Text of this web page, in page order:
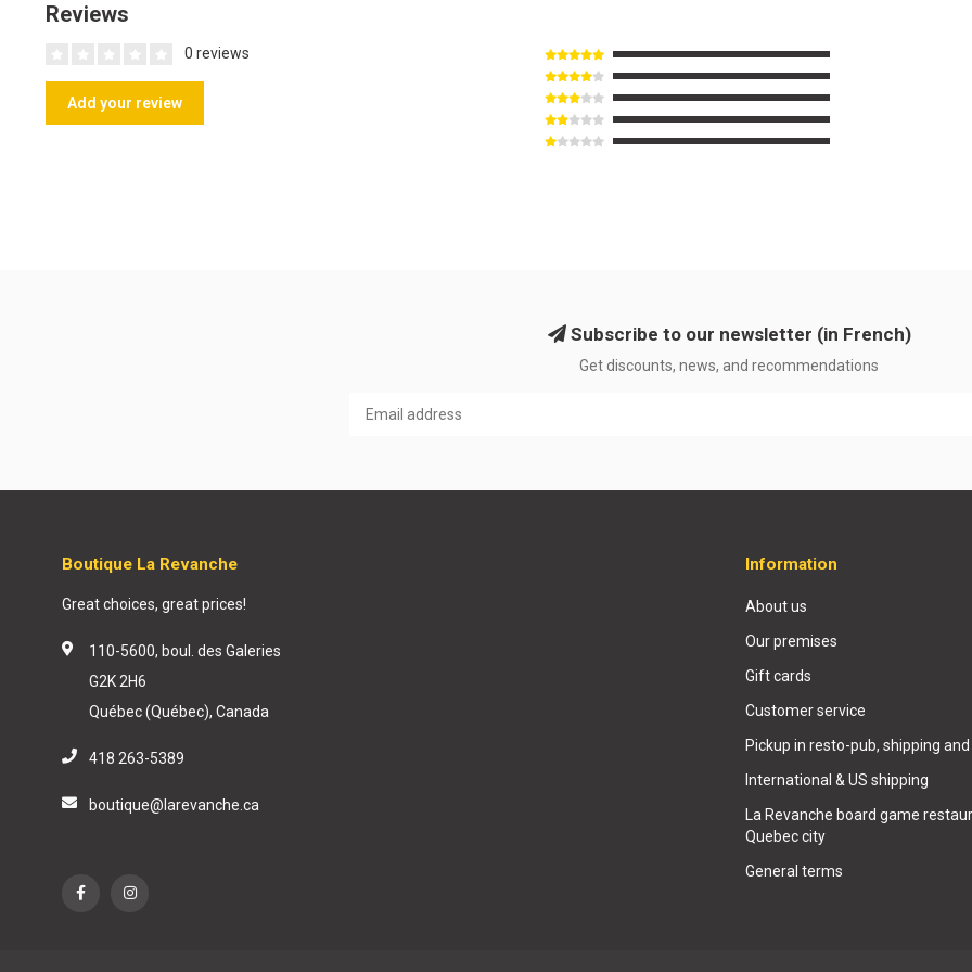
Reviews
0 reviews
Add your review
Subscribe to our newsletter (in French)
Get discounts, news, and recommendations
Boutique La Revanche
Great choices, great prices!
110-5600, boul. des Galeries
G2K 2H6
Québec (Québec), Canada
418 263-5389
boutique@larevanche.ca
Information
About us
Our premises
Gift cards
Customer service
Pickup in resto-pub, shipping
International & US shipping
La Revanche board game
Quebec city
General terms